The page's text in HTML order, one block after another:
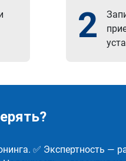
2
✅ Экспертность —